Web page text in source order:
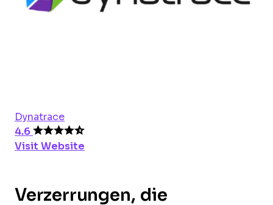
Dynatrace
4.6
Visit Website
Verzerrungen, die